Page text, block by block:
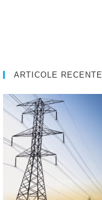
ARTICOLE RECENTE